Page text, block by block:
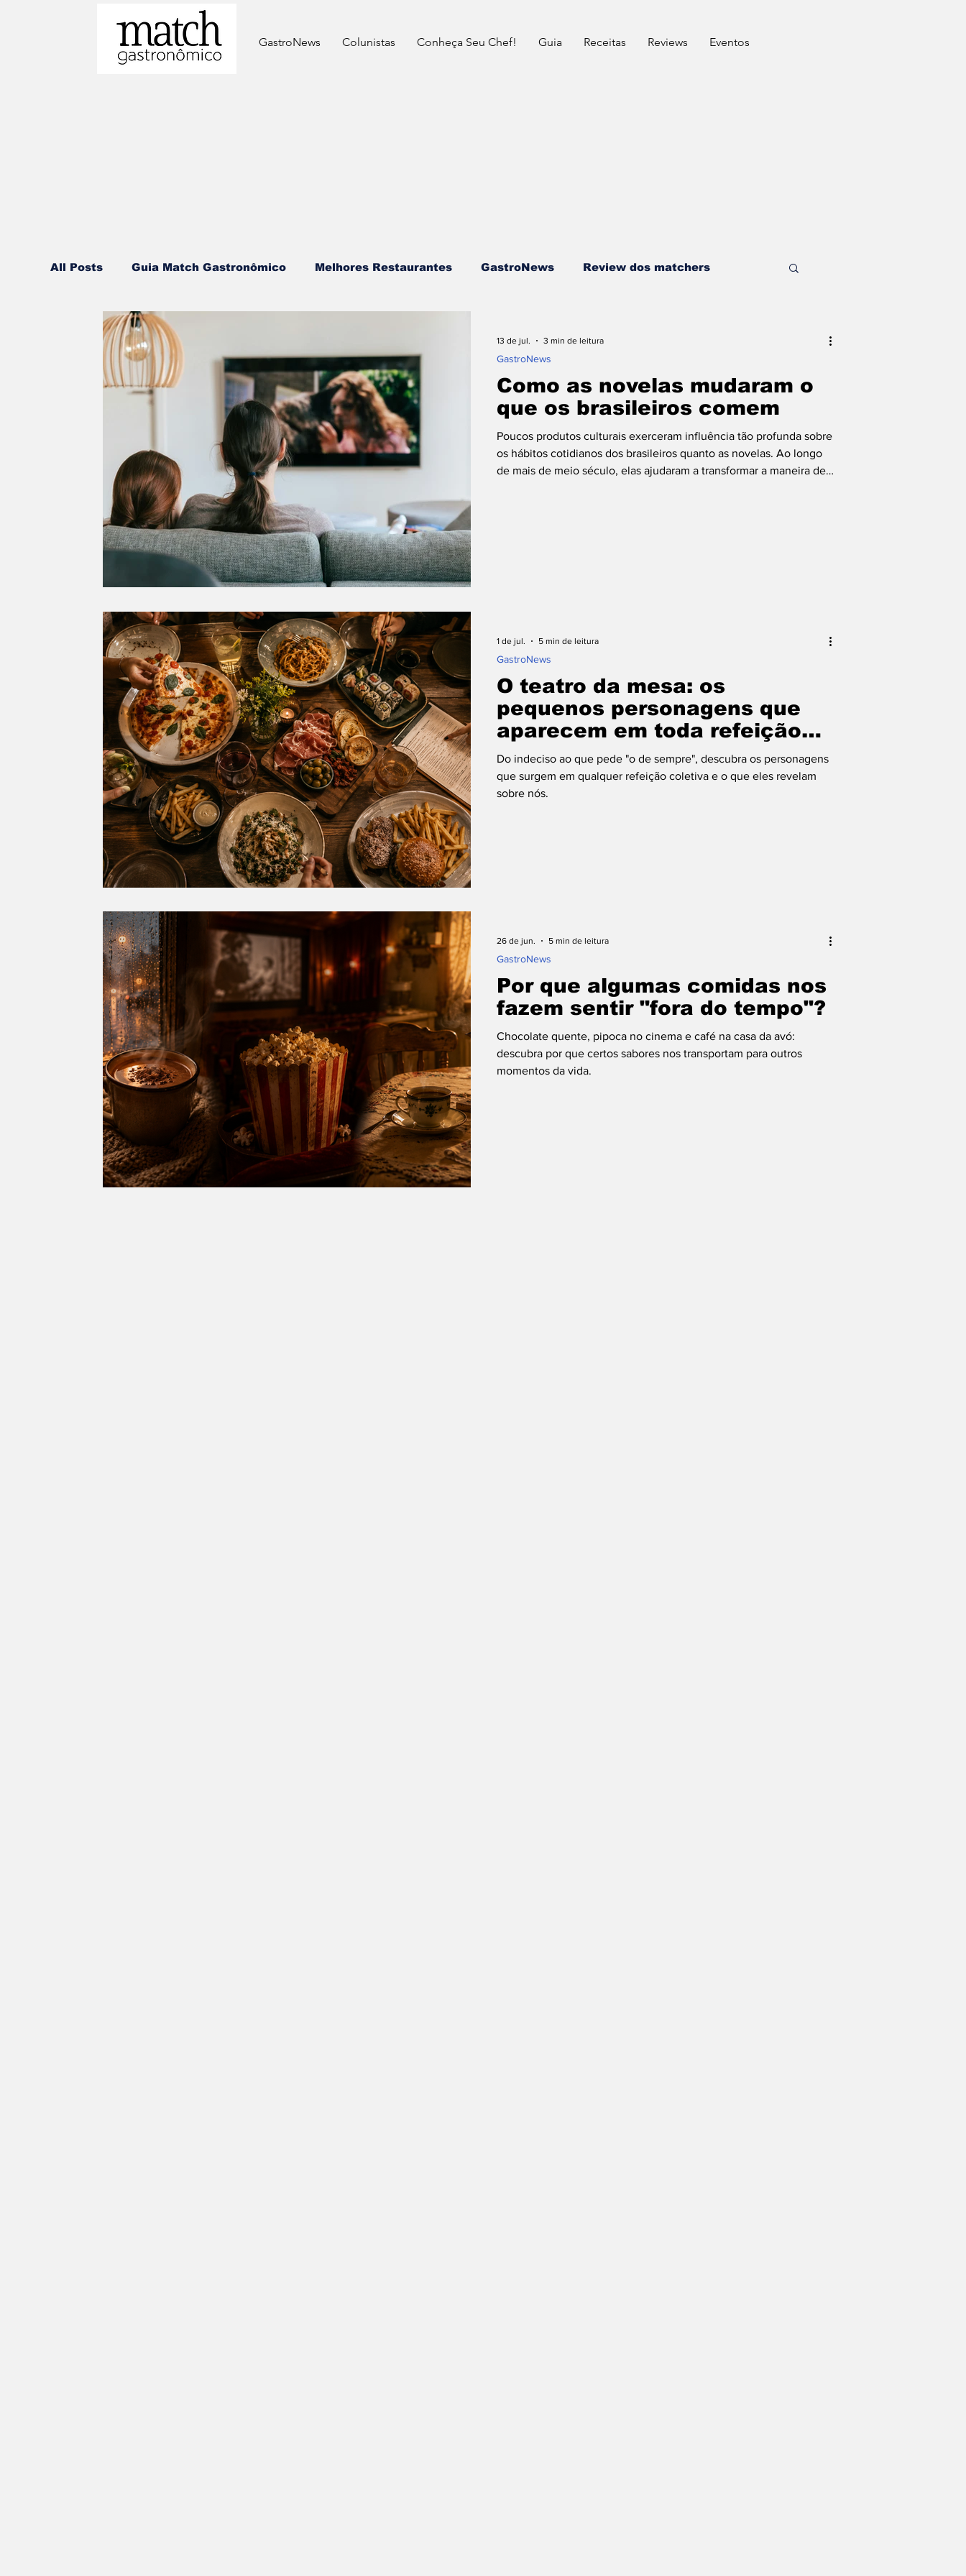
GastroNews Colunistas Conheça Seu Chef! Guia Receitas Reviews ⁠Eventos
All Posts ⁠Guia Match Gastronômico Melhores Restaurantes ⁠GastroNews Review dos matchers
Eventos ⁠Insiders
Mexicana Japonesa Arabe Carnes Dia dos Namorados Dia das Mães Dia dos Pais
dia do amigo Dia do Fondue Drinks Cafés Vinhos Dia do Bacon
Dia do Pão de Queijo Festa Junina
Panela de Pressão
Como as novelas mudaram o
que os brasileiros comem
Poucos produtos culturais exerceram influência tão profunda sobre
os hábitos cotidianos dos brasileiros quanto as novelas. Ao longo
de mais de meio século, elas ajudaram a transformar a maneira de
⁠GastroNews
13 de jul. 3 min de leitura
O teatro da mesa: os
pequenos personagens que
aparecem em toda refeição
coletiva
Do indeciso ao que pede "o de sempre", descubra os personagens
que surgem em qualquer refeição coletiva e o que eles revelam
sobre nós.
⁠GastroNews
1 de jul. 5 min de leitura
Por que algumas comidas nos
fazem sentir "fora do tempo"?
Chocolate quente, pipoca no cinema e café na casa da avó:
descubra por que certos sabores nos transportam para outros
momentos da vida.
⁠GastroNews
26 de jun. 5 min de leitura